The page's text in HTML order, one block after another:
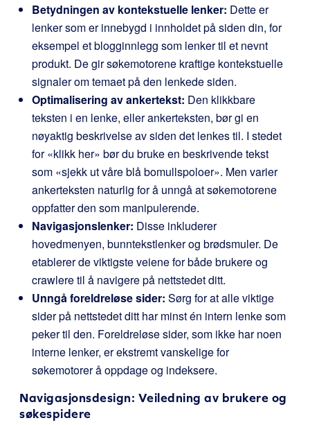
Betydningen av kontekstuelle lenker: Dette er
lenker som er innebygd i innholdet på siden din, for
eksempel et blogginnlegg som lenker til et nevnt
produkt. De gir søkemotorene kraftige kontekstuelle
signaler om temaet på den lenkede siden.
Optimalisering av ankertekst: Den klikkbare
teksten i en lenke, eller ankerteksten, bør gi en
nøyaktig beskrivelse av siden det lenkes til. I stedet
for «klikk her» bør du bruke en beskrivende tekst
som «sjekk ut våre blå bomullspoloer». Men varier
ankerteksten naturlig for å unngå at søkemotorene
oppfatter den som manipulerende.
Navigasjonslenker: Disse inkluderer
hovedmenyen, bunntekstlenker og brødsmuler. De
etablerer de viktigste veiene for både brukere og
crawlere til å navigere på nettstedet ditt.
Unngå foreldreløse sider: Sørg for at alle viktige
sider på nettstedet ditt har minst én intern lenke som
peker til den. Foreldreløse sider, som ikke har noen
interne lenker, er ekstremt vanskelige for
søkemotorer å oppdage og indeksere.
Navigasjonsdesign: Veiledning av brukere og
søkespidere